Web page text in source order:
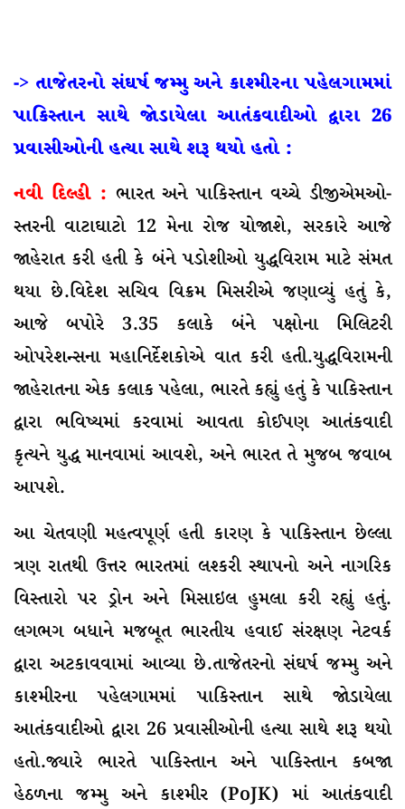
-> તાજેતરનો સંઘર્ષ જમ્મુ અને કાશ્મીરના પહેલગામમાં
પાકિસ્તાન સાથે જોડાયેલા આતંકવાદીઓ દ્વારા 26
પ્રવાસીઓની હત્યા સાથે શરૂ થયો હતો :
નવી દિલ્હી : ભારત અને પાકિસ્તાન વચ્ચે ડીજીએમઓ-
સ્તરની વાટાઘાટો 12 મેના રોજ યોજાશે, સરકારે આજે
જાહેરાત કરી હતી કે બંને પડોશીઓ યુદ્ધવિરામ માટે સંમત
થયા છે.વિદેશ સચિવ વિક્રમ મિસરીએ જણાવ્યું હતું કે,
આજે બપોરે 3.35 કલાકે બંને પક્ષોના મિલિટરી
ઓપરેશન્સના મહાનિર્દેશકોએ વાત કરી હતી.યુદ્ધવિરામની
જાહેરાતના એક કલાક પહેલા, ભારતે કહ્યું હતું કે પાકિસ્તાન
દ્વારા ભવિષ્યમાં કરવામાં આવતા કોઈપણ આતંકવાદી
કૃત્યને યુદ્ધ માનવામાં આવશે, અને ભારત તે મુજબ જવાબ
આપશે.
આ ચેતવણી મહત્વપૂર્ણ હતી કારણ કે પાકિસ્તાન છેલ્લા
ત્રણ રાતથી ઉત્તર ભારતમાં લશ્કરી સ્થાપનો અને નાગરિક
વિસ્તારો પર ડ્રોન અને મિસાઇલ હુમલા કરી રહ્યું હતું.
લગભગ બધાને મજબૂત ભારતીય હવાઈ સંરક્ષણ નેટવર્ક
દ્વારા અટકાવવામાં આવ્યા છે.તાજેતરનો સંઘર્ષ જમ્મુ અને
કાશ્મીરના પહેલગામમાં પાકિસ્તાન સાથે જોડાયેલા
આતંકવાદીઓ દ્વારા 26 પ્રવાસીઓની હત્યા સાથે શરૂ થયો
હતો.જ્યારે ભારતે પાકિસ્તાન અને પાકિસ્તાન કબજા
હેઠળના જમ્મુ અને કાશ્મીર (PoJK) માં આતંકવાદી